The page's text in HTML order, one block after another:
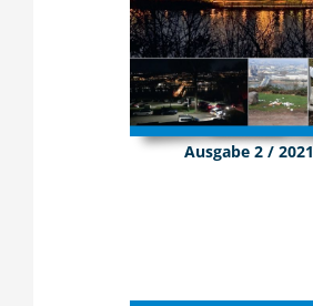
Ausgabe 2 / 2021